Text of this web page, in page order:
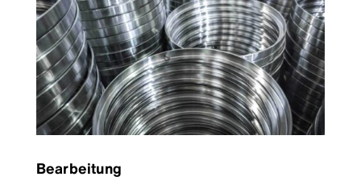
Bearbeitung